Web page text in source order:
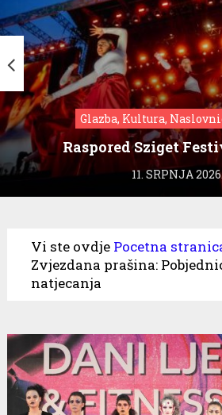
Glazba, Kultura,
Raspored Sziget
11. SRPNJA
Vi ste ovdje Pocetna
Zvjezdana prašina:
natjecanja